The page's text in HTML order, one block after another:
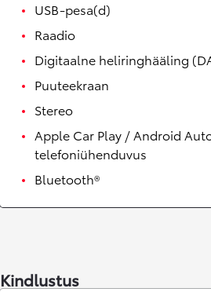
USB-pesa(d)
Raadio
Digitaalne heliringhääling
Puuteekraan
Stereo
Apple Car Play / Android
telefoniühenduvus
Bluetooth®
Kindlustus